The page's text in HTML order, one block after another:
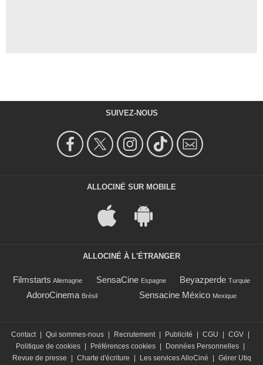
SUIVEZ-NOUS
ALLOCINÉ SUR MOBILE
ALLOCINÉ À L'ÉTRANGER
Filmstarts Allemagne SensaCine Espagne Beyazperde Turquie
AdoroCinema Brésil Sensacine México Mexique
Contact | Qui sommes-nous | Recrutement | Publicité | CGU | CGV |
Politique de cookies | Préférences cookies | Données Personnelles |
Revue de presse
| Charte d'écriture | Les services AlloCiné | Gérer Utiq